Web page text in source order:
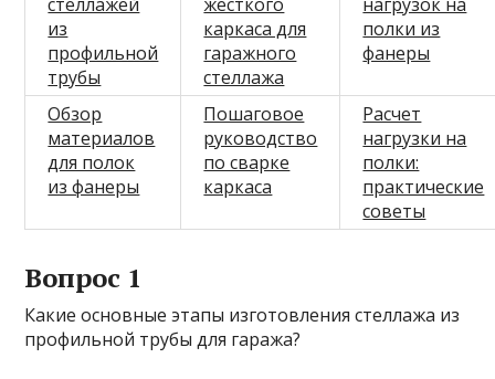
из
профильной
трубы
каркаса для
гаражного
стеллажа
полки из
фанеры
Обзор
материалов
для полок
из фанеры
Пошаговое
руководство
по сварке
каркаса
Расчет
нагрузки на
полки:
практические
советы
Вопрос 1
Какие основные этапы изготовления стеллажа из
профильной трубы для гаража?